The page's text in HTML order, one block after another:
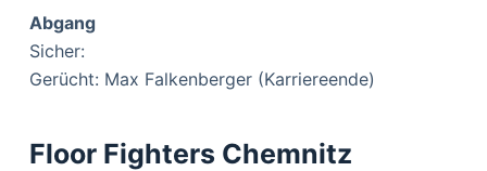
Abgang
Sicher:
Gerücht: Max Falkenberger (Karriereende)
Floor Fighters Chemnitz